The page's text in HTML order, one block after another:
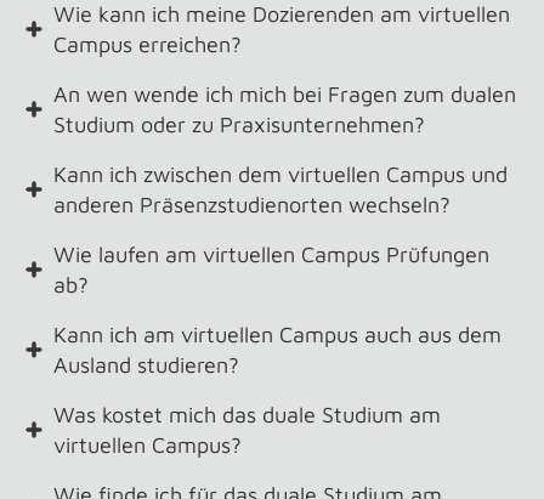
Wie kann ich meine Dozierenden am virtuellen
Campus erreichen?
An wen wende ich mich bei Fragen zum dualen
Studium oder zu Praxisunternehmen?
Kann ich zwischen dem virtuellen Campus und
anderen Präsenzstudienorten wechseln?
Wie laufen am virtuellen Campus Prüfungen
ab?
Kann ich am virtuellen Campus auch aus dem
Ausland studieren?
Was kostet mich das duale Studium am
virtuellen Campus?